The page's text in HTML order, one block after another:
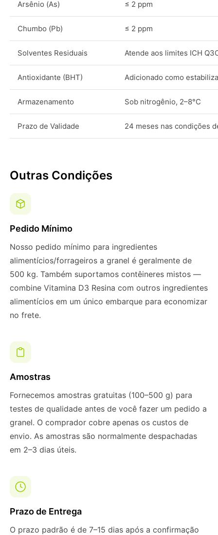
Arsênio (As) ≤ 2 ppm
Chumbo (Pb) ≤ 2 ppm
Solventes Residuais Atende aos limites ICH
Antioxidante (BHT) Adicionado como
Armazenamento Sob nitrogênio, 2–8°C
Prazo de Validade 24 meses nas condições
Outras Condições
Pedido Mínimo
Nosso pedido mínimo para ingredientes
alimentícios/forrageiros a granel é geralmente de
500 kg. Também suportamos contêineres mistos —
combine Vitamina D3 Resina com outros ingredientes
alimentícios em um único embarque para economizar
no frete.
Amostras
Fornecemos amostras gratuitas (100–500 g) para
testes de qualidade antes de você fazer um pedido a
granel. O comprador cobre apenas os custos de
envio. As amostras são normalmente despachadas
em 2–3 dias úteis.
Prazo de Entrega
O prazo padrão é de 7–15 dias após a confirmação